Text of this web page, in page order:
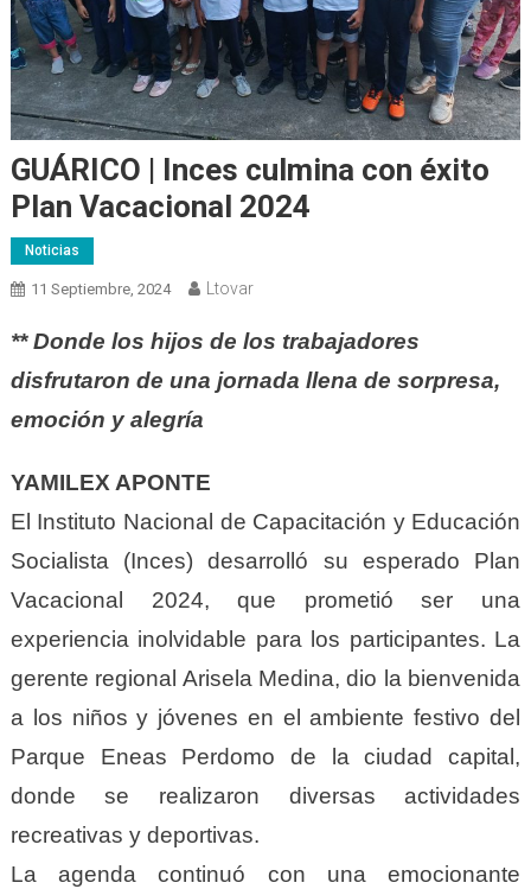
GUÁRICO | Inces culmina con éxito
Plan Vacacional 2024
Noticias
11 Septiembre, 2024 Ltovar
** Donde los hijos de los trabajadores
disfrutaron de una jornada llena de sorpresa,
emoción y alegría
YAMILEX APONTE
El Instituto Nacional de Capacitación y Educación
Socialista (Inces) desarrolló su esperado Plan
Vacacional 2024, que prometió ser una
experiencia inolvidable para los participantes. La
gerente regional Arisela Medina, dio la bienvenida
a los niños y jóvenes en el ambiente festivo del
Parque Eneas Perdomo de la ciudad capital,
donde se realizaron diversas actividades
recreativas y deportivas.
La agenda continuó con una emocionante